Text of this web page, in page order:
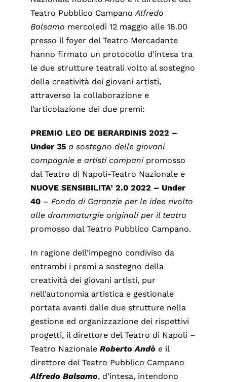
Teatro Pubblico CampanoAlfredo
Balsamo mercoledì 12 maggio alle 18.00
presso il foyer del Teatro Mercadante
hanno firmato un protocollo d’intesa tra
le due strutture teatrali volto al sostegno
della creatività dei giovani artisti,
attraverso la collaborazione e
l’articolazione dei due premi:
PREMIO LEO DE BERARDINIS 2022 –
Under 35 a sostegno delle giovani
compagnie e artisti campani promosso
dal Teatro di Napoli-Teatro Nazionale e
NUOVE SENSIBILITA’ 2.0 2022 – Under
40 – Fondo di Garanzie per le idee rivolto
alle drammaturgie originali per il teatro
promosso dal Teatro Pubblico Campano.
In ragione dell’impegno condiviso da
entrambi i premi a sostegno della
creatività dei giovani artisti, pur
nell’autonomia artistica e gestionale
portata avanti dalle due strutture nella
gestione ed organizzazione dei rispettivi
progetti, il direttore del Teatro di Napoli –
Teatro Nazionale Roberto Andò e il
direttore del Teatro Pubblico Campano
Alfredo Balsamo, d’intesa, intendono